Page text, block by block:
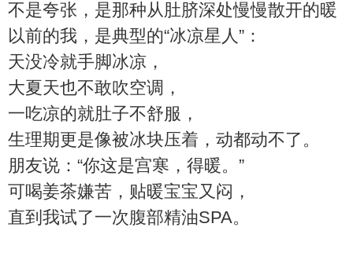
不是夸张，是那种从肚脐深处慢慢散开的暖
以前的我，是典型的“冰凉星人”：
天没冷就手脚冰凉，
大夏天也不敢吹空调，
一吃凉的就肚子不舒服，
生理期更是像被冰块压着，动都动不了。
朋友说：“你这是宫寒，得暖。”
可喝姜茶嫌苦，贴暖宝宝又闷，
直到我试了一次腹部精油SPA。